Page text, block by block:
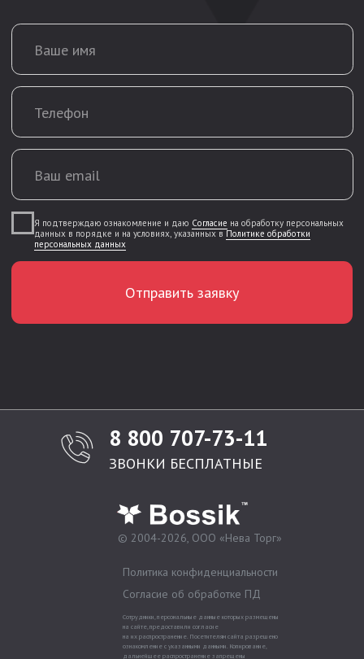
ЗВОНКИ БЕСПЛАТНЫЕ
8 800 707-73-11
© 2004-2026, ООО «Нева Торг»
Политика конфиденциальности
Согласие об обработке ПД
Сотрудники, персональные данные которых размещены
на сайте, предоставили согласие
на их распространение. Посетителям сайта разрешено
ознакомление с указанными данными. Копирование,
дальнейшее распространение запрещены